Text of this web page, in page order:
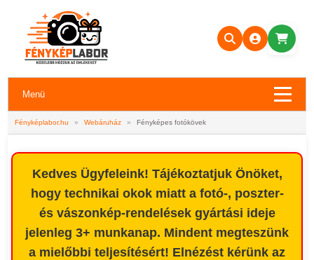
Menü
Fényképlabor.hu » Webáruház » Fényképes fotókövek
Kedves Ügyfeleink! Tájékoztatjuk Önöket,
hogy technikai okok miatt a fotó-, poszter-
és vászonkép-rendelések gyártási ideje
jelenleg 3+ munkanap. Mindent megteszünk
a mielőbbi teljesítésért! Elnézést kérünk az